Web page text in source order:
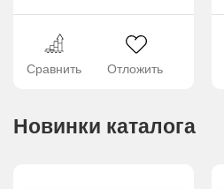
Сравнить Отложить
Новинки каталога